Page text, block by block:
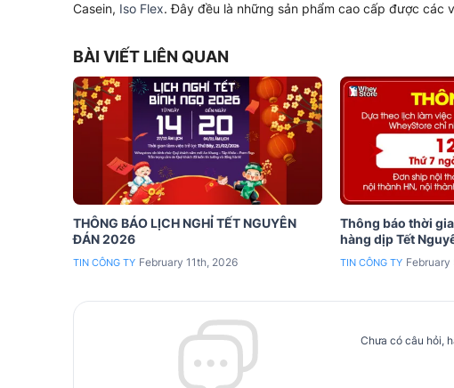
Casein, Iso Flex. Đây đều là những sản phẩm cao cấp được các
BÀI VIẾT LIÊN QUAN
THÔNG BÁO LỊCH NGHỈ TẾT NGUYÊN
ĐÁN 2026
TIN CÔNG TY February 11th, 2026
Thông báo thời
hàng dịp Tết
TIN CÔNG TY February
Chưa có câu hỏi,